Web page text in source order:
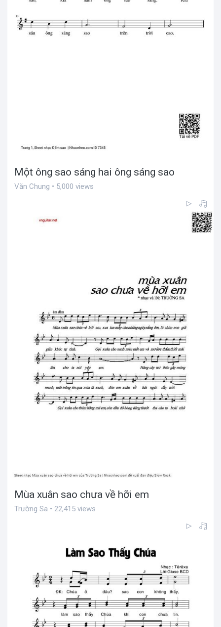
Một ông sao sáng hai ông sáng sao
Văn Chung • 5,000 views
Mùa xuân sao chưa về hỡi em
Trường Sa • 22,415 views